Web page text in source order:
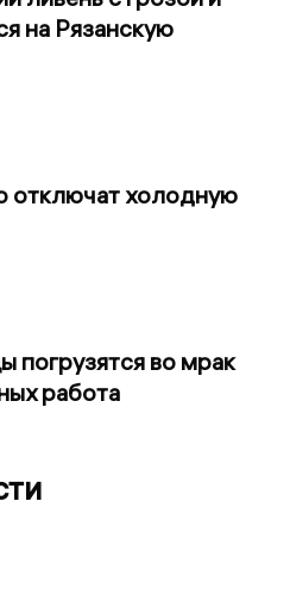
на Рязанскую
отключат холодную
погрузятся во мрак
работа